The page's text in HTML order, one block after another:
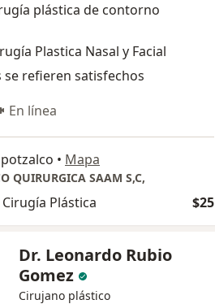
plástica de contorno
Plastica Nasal y Facial
se refieren satisfechos
En línea
• Mapa
QUIRURGICA SAAM S,C,
Plástica $25
Dr. Leonardo Rubio
Gomez
Cirujano plástico